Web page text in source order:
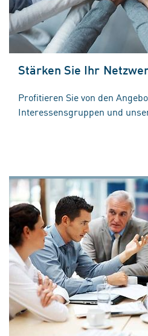
Stärken Sie Ihr
Profitieren Sie von den
Interessensgruppen und